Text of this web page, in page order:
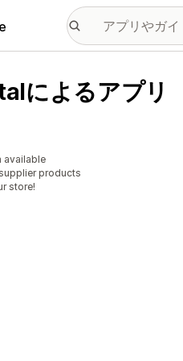
によるアプリ
available
products
store!